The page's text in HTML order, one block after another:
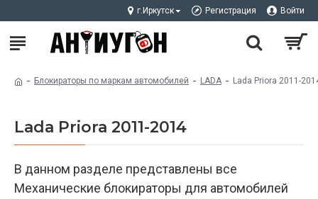
г.Иркутск Регистрация Войти
Блокираторы по маркам автомобилей LADA Lada Priora 2011-
Lada Priora 2011-2014
В данном разделе представлены все
Механические блокираторы для автомобилей